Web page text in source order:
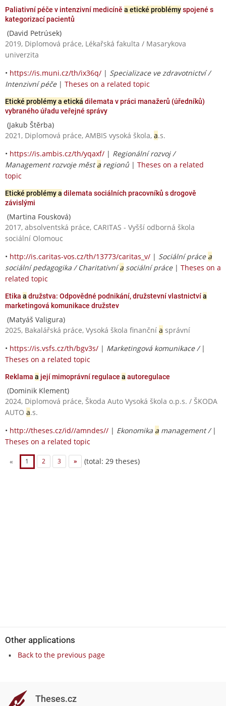
Paliativní péče v intenzivní medicíně a etické problémyspojené s
kategorizací pacientů
(David Petrúsek)
2019, Diplomová práce, Lékařská fakulta / Masarykova
univerzita
• https://is.muni.cz/th/ix36q/ | Specializace ve zdravotnictví /
Intenzivní péče| Theses on a related topic
Etické problémy a etická dilemata v práci manažerů (úředníků)
vybraného úřadu veřejné správy
(Jakub Štěrba)
2021, Diplomová práce, AMBIS vysoká škola, a.s.
• https://is.ambis.cz/th/yqaxf/ | Regionální rozvoj /
Management rozvoje města regionů | Theses on a related
topic
Etické problémy a dilemata sociálních pracovníků s drogově
závislými
(Martina Fousková)
2017, absolventská práce, CARITAS - Vyšší odborná škola
sociální Olomouc
• http://is.caritas-vos.cz/th/13773/caritas_v/ | Sociální práce a
sociální pedagogika / Charitativnía sociální práce| Theses on a
related topic
Etika a družstva: Odpovědné podnikání, družstevní vlastnictvía
marketingová komunikace družstev
(Matyáš Valigura)
2025, Bakalářská práce, Vysoká škola finanční a správní
• https://is.vsfs.cz/th/bgv3s/ | Marketingová komunikace / |
Theses on a related topic
Reklama a její mimoprávní regulace a autoregulace
(Dominik Klement)
2024, Diplomová práce, Škoda Auto Vysoká škola o.p.s. / ŠKODA
AUTO a.s.
• http://theses.cz/id//amndes// | Ekonomika a management / |
Theses on a related topic
« 1 2 3 » (total: 29 theses)
Other applications
Back to the previous page
Theses.cz